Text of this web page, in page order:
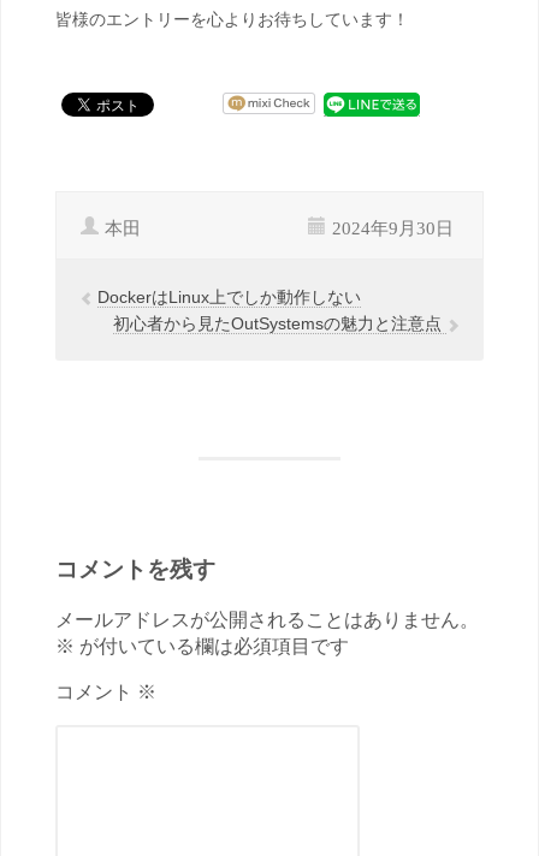
皆様のエントリーを心よりお待ちしています！
本田 2024年9月30日
DockerはLinux上でしか動作しない
初心者から見たOutSystemsの魅力と注意点
コメントを残す
メールアドレスが公開されることはありません。
※ が付いている欄は必須項目です
コメント ※